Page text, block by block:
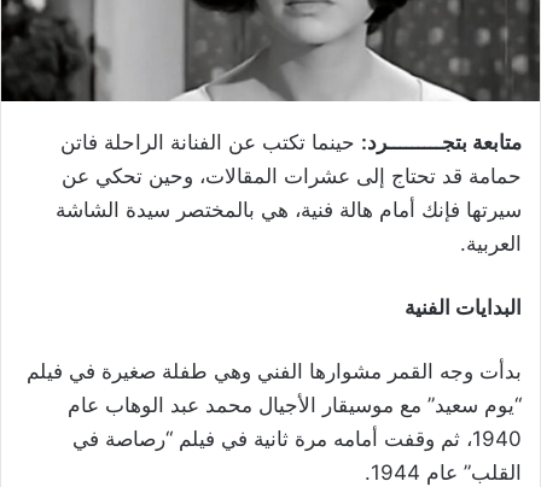
متابعة بتجـــــــــرد: حينما تكتب عن الفنانة الراحلة فاتن
حمامة قد تحتاج إلى عشرات المقالات، وحين تحكي عن
سيرتها فإنك أمام هالة فنية، هي بالمختصر سيدة الشاشة
العربية.
البدايات الفنية
بدأت وجه القمر مشوارها الفني وهي طفلة صغيرة في فيلم
“يوم سعيد” مع موسيقار الأجيال محمد عبد الوهاب عام
1940، ثم وقفت أمامه مرة ثانية في فيلم “رصاصة في
القلب” عام 1944.